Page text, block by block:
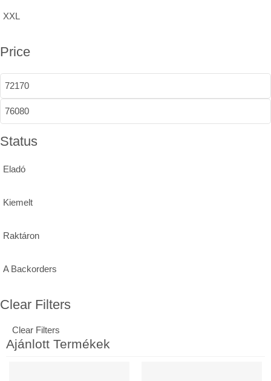
XXL
Price
Status
Eladó
Kiemelt
Raktáron
A Backorders
Clear Filters
Clear Filters
Ajánlott Termékek